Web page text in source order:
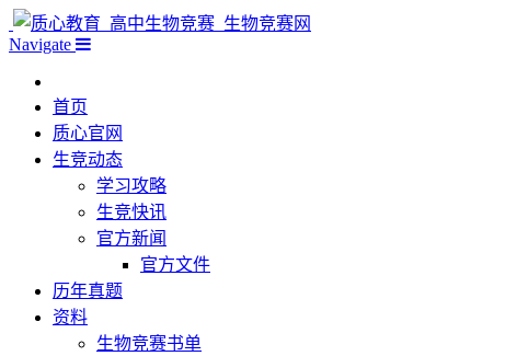
Navigate
首页
质心官网
生竞动态
学习攻略
生竞快讯
官方新闻
官方文件
历年真题
资料
生物竞赛书单